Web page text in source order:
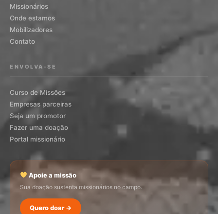
Missionários
Onde estamos
Mobilizadores
Contato
ENVOLVA-SE
Curso de Missões
Empresas parceiras
Seja um promotor
Fazer uma doação
Portal missionário
Apoie a missão
Sua doação sustenta missionários no campo.
Quero doar →